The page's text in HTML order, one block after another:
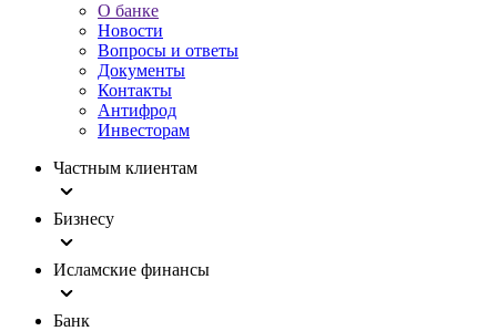
О банке
Новости
Вопросы и ответы
Документы
Контакты
Антифрод
Инвесторам
Частным клиентам
Бизнесу
Исламские финансы
Банк